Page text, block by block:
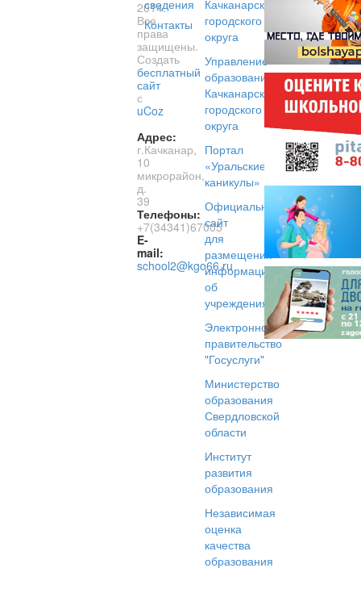
2014.
Все
права
защищены.
Создать
бесплатный
сайт
с
uCoz
Адрес:
г.Качканар,
10
микрорайон,
д.
39
Телефоны:
+7(34341)67005
E-
mail:
school2@kgo66.ru
сведения
Контакты
Качканарского
городского
округа
Управление
образованием
Качканарского
городского
округа
Портал
«Уральские
каникулы»
Официальный
сайт
для
размещения
информации
об
учреждениях
Электронное
правительство
"Госуслуги"
Министерство
образования
Свердловской
области
Институт
развития
образования
Независимая
оценка
качества
образования